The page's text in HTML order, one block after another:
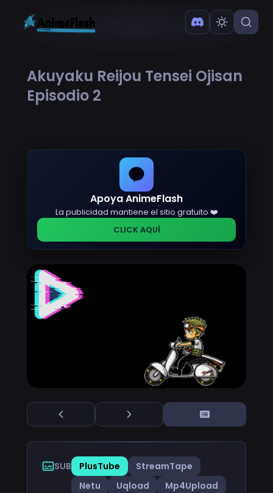
Akuyaku Reijou Tensei Ojisan
Episodio 2
Apoya AnimeFlash
La publicidad mantiene el sitio gratuito ❤️
CLICK AQUÍ
SUB PlusTube
StreamTape
Netu
Uqload
Mp4Upload